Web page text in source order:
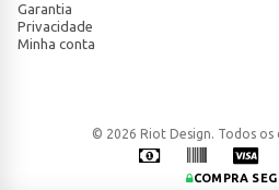
Garantia
Privacidade
Minha conta
© 2026 Riot Design. Todos os
COMPRA